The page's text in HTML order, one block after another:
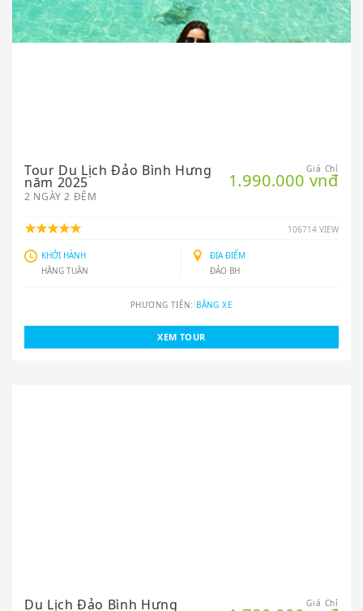
Giá Chỉ
1.990.000 vnđ
Tour Du Lịch Đảo Bình Hưng
năm 2025
2 NGÀY 2 ĐÊM
106714 VIEW
KHỞI HÀNH
HẰNG TUẦN
ĐỊA ĐIỂM
ĐẢO BH
PHƯƠNG TIỆN: BẰNG XE
XEM TOUR
1.780.000 vnđ
Du Lịch Đảo Bình Hưng